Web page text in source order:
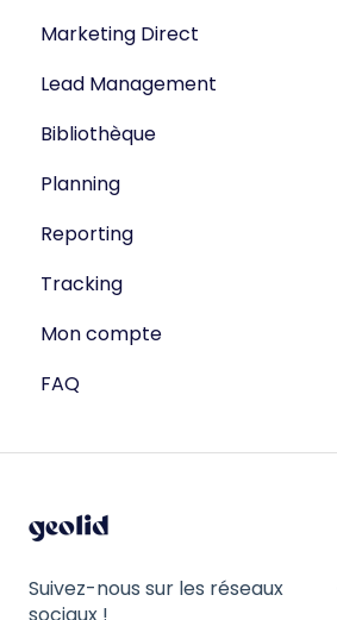
Marketing Direct
Campagne SMS
Campagne Email
Lead Management
Bibliothèque
Planning
Reporting
Tracking
Mon compte
FAQ
Réseaux sociaux
Politique de confidentialité
Suivez-nous sur les réseaux
sociaux !